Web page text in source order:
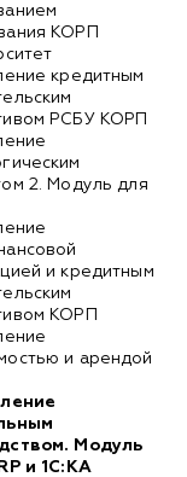
КОРП
кредитным
РСБУ КОРП
2. Модуль для
и кредитным
КОРП
и арендой
Модуль
и 1С:КА